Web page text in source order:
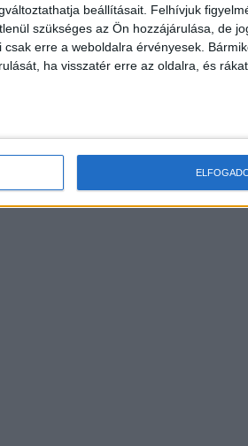
beállításait. Felhívjuk
szükséges az Ön hozzájárulása, de
erre a weboldalra érvényesek.
ha visszatér erre az oldalra, és